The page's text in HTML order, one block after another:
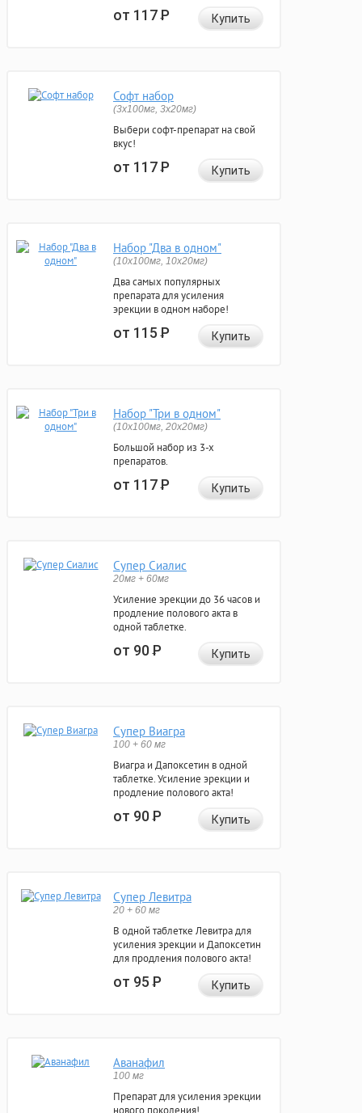
от 117Р Купить
Софт набор
(3x100мг, 3x20мг)
Выбери софт-препарат на свой
вкус!
от 117Р Купить
Набор "Два в одном"
(10x100мг, 10x20мг)
Два самых популярных
препарата для усиления
эрекции в одном наборе!
от 115Р Купить
Набор "Три в одном"
(10x100мг, 20x20мг)
Большой набор из 3-х
препаратов.
от 117Р Купить
Супер Сиалис
20мг + 60мг
Усиление эрекции до 36 часов и
продление полового акта в
одной таблетке.
от 90Р Купить
Супер Виагра
100 + 60 мг
Виагра и Дапоксетин в одной
таблетке. Усиление эрекции и
продление полового акта!
от 90Р Купить
Супер Левитра
20 + 60 мг
В одной таблетке Левитра для
усиления эрекции и Дапоксетин
для продления полового акта!
от 95Р Купить
Аванафил
100 мг
Препарат для усиления эрекции